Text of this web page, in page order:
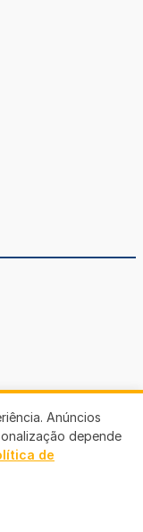
Anúncios
depende
de